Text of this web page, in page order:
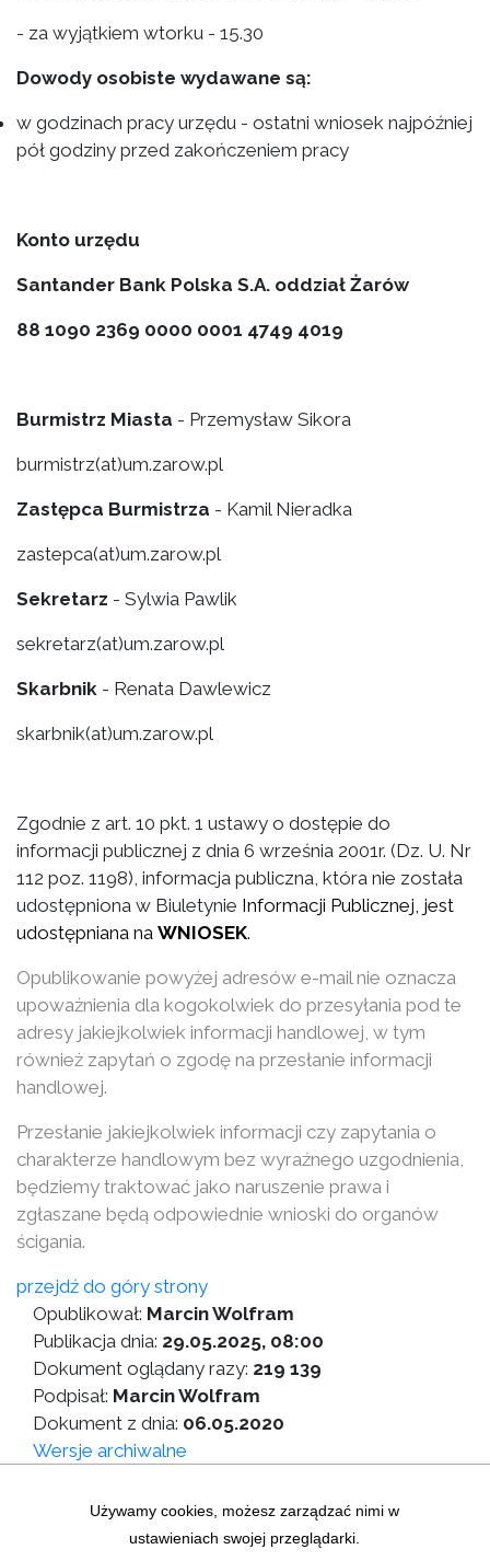
Używamy cookies, możesz zarządzać nimi w
ustawieniach swojej przeglądarki.
- za wyjątkiem wtorku - 15.30
Dowody osobiste wydawane są:
w godzinach pracy urzędu - ostatni wniosek najpóźniej
pół godziny przed zakończeniem pracy
Konto urzędu
Santander Bank Polska S.A. oddział Żarów
88 1090 2369 0000 0001 4749 4019
Burmistrz Miasta - Przemysław Sikora
burmistrz(at)um.zarow.pl
Zastępca Burmistrza - Kamil Nieradka
zastepca(at)um.zarow.pl
Sekretarz - Sylwia Pawlik
sekretarz(at)um.zarow.pl
Skarbnik - Renata Dawlewicz
skarbnik(at)um.zarow.pl
Zgodnie z art. 10 pkt. 1 ustawy o dostępie do
informacji publicznej z dnia 6 września 2001r. (Dz. U. Nr
112 poz. 1198), informacja publiczna, która nie została
udostępniona w Biuletynie Informacji Publicznej, jest
udostępniana na WNIOSEK.
Opublikowanie powyżej adresów e-mail nie oznacza
upoważnienia dla kogokolwiek do przesyłania pod te
adresy jakiejkolwiek informacji handlowej, w tym
również zapytań o zgodę na przesłanie informacji
handlowej.
Przesłanie jakiejkolwiek informacji czy zapytania o
charakterze handlowym bez wyraźnego uzgodnienia,
będziemy traktować jako naruszenie prawa i
zgłaszane będą odpowiednie wnioski do organów
ścigania.
przejdź do góry strony
Opublikował: Marcin Wolfram
Publikacja dnia: 29.05.2025, 08:00
Dokument oglądany razy: 219 139
Podpisał: Marcin Wolfram
Dokument z dnia: 06.05.2020
Wersje archiwalne
Statystyki graficzne